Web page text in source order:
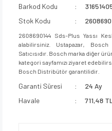
Barkod Kodu
Stok Kodu
2608690144 Sds-Plus Yassı
alabilirsiniz. Ustapazar,
Satıcısıdır. Bosch marka diğer
kategori sayfamızı ziyaret
Bosch Distribütör garantilidir.
Garanti Süresi
24 Ay
Havale
711,48